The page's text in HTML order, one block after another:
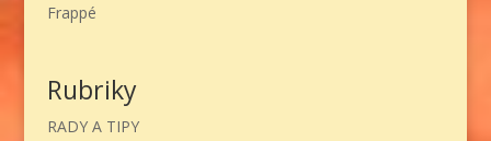
Frappé
Rubriky
RADY A TIPY